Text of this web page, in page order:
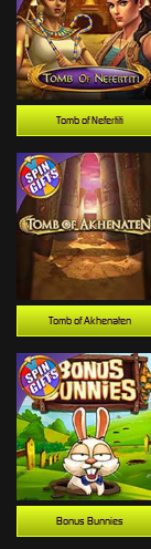
Tomb of Nefertiti
Tomb of Akhenaten
Bonus Bunnies